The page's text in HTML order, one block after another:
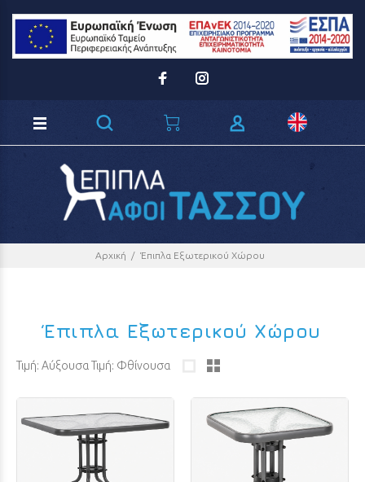
Αρχική Έπιπλα Εξωτερικού Χώρου
Έπιπλα Εξωτερικού Χώρου
Τιμή: Αύξουσα Τιμή: Φθίνουσα